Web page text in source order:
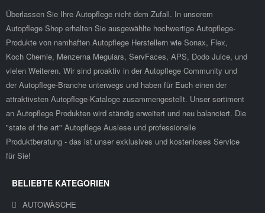
Überlassen Sie Ihre Autopflege nicht dem Zufall. In unserem
Autopflege Shop erhalten Sie ausgewählte hochwertige Autopflege-
Produkte von namhaften Autopflege Herstellern wie Sonax, Flex,
Koch Chemie, Menzerna Meguiars, ServFaces, APS, Dodo Juice, und
vielen Weiteren. Wir sind proaktiv in der Autopflege Community und
der Autopflege-Branche unterwegs und haben für Euch einen der
attraktivsten Autopflege-Kataloge zusammengestellt. Unser sortiment
an Autopflege Produkten wird ständig erweitert und neu balanciert. Die
"state of the art" Autopflege Auslese und professionelle
Produktberatung - das ist unser exklusives und kostenloses Service
für Sie!
BELIEBTE KATEGORIEN
AUTOWÄSCHE